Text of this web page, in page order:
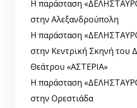
Η παράσταση
στην Αλεξανδρούπολη
Η παράσταση
στην Κεντρική Σκηνή του
Θεάτρου «ΑΣΤΕΡΙΑ»
Η παράσταση
στην Ορεστιάδα